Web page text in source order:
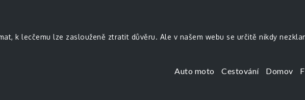
k lecčemu lze zaslouženě ztratit důvěru. Ale v našem webu se určitě nikdy
Auto moto Cestování Domov